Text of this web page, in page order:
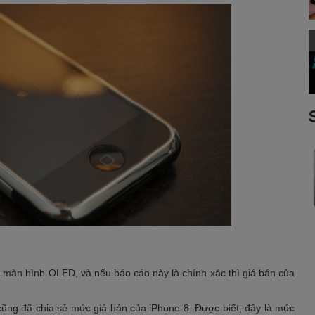
hình OLED, và nếu báo cáo này là chính xác thì giá bán của
đã chia sẻ mức giá bán của iPhone 8. Được biết, đây là mức